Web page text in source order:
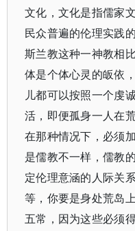
文化，文化是指儒家
民众普遍的伦理实践
斯兰教这种一神教相
体是个体心灵的皈依
儿都可以按照一个虔
活，即便孤身一人在
在那种情况下，必须
是儒教不一样，儒教
定伦理意涵的人际关
等，你要是身处荒岛
五常，因为这些必须